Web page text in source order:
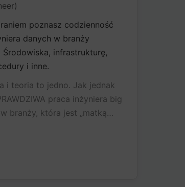
poznasz codzienność
danych w branży
Środowiska, infrastrukturę,
i inne.
i teoria to jedno. Jak jednak
praca inżyniera big
branży, która jest „matką…